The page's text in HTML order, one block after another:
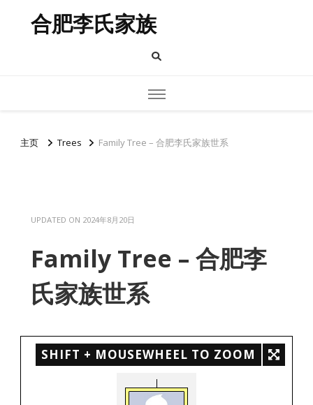
合肥李氏家族
主页 Trees Family Tree – 合肥李氏家族世系
UPDATED ON 2024年8月20日
Family Tree – 合肥李
氏家族世系
SHIFT + MOUSEWHEEL TO ZOOM